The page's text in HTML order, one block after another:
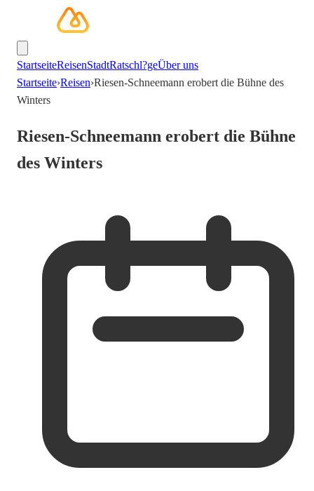
StartseiteReisenStadtRatschl?geÜber uns
Startseite›Reisen›Riesen-Schneemann erobert die Bühne des
Winters
Riesen-Schneemann erobert die Bühne
des Winters